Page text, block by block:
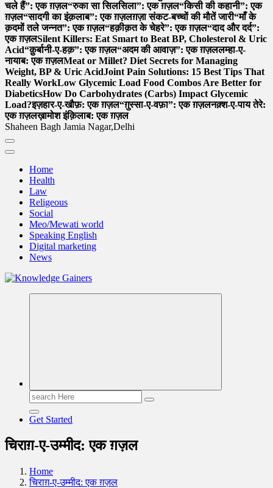
चले हैं”: एक ग़ज़ल“रुका सा सिलसिला”: एक ग़ज़ल“किसी की कहानी”: एक
ग़ज़ल“सादगी का इंक़लाब”: एक ग़ज़लग़ज़ा संकट-बच्चों की मौतें जारी“माँ के
क़दमों तले जन्नत”: एक ग़ज़ल“हक़ीक़त के चेहरे”: एक ग़ज़ल“दाद और दर्द”:
एक ग़ज़लSilent Killers: Eat Smart to Beat BP, Cholesterol & Uric
Acid“क़ुर्बानी-ए-हक़”: एक ग़ज़ल“अदम की आवाज़”: एक ग़ज़ललम्हा-ए-
नायाब: एक ग़ज़लMeat or Millet? Diet Secrets for Managing
Weight, BP & Uric AcidJoint Pain Solutions: 15 Best Tips That
Really WorkLow Glycemic Load Food Combos Are Better for
DiabeticsHow Do Carbohydrates (Carbs) Impact Glycemic
Load?इज़हार-ए-खौफ़: एक ग़ज़ल“ग़ुस्सा-ए-वफ़ा”: एक ग़ज़लनक़्श-ए-पाय तेरे:
एक ग़ज़लख़ामोश इंक़िलाब: एक ग़ज़ल
Shaheen Bagh Jamia Nagar,Delhi
Home
Health
Law
Religeous
Social
Meo/Mewati world
Speaking English
Digital marketing
News
Read & Spread
Search
for:
Get Started
चिराग़-ए-उम्मीद: एक ग़ज़ल
Home
चिराग़-ए-उम्मीद: एक ग़ज़ल